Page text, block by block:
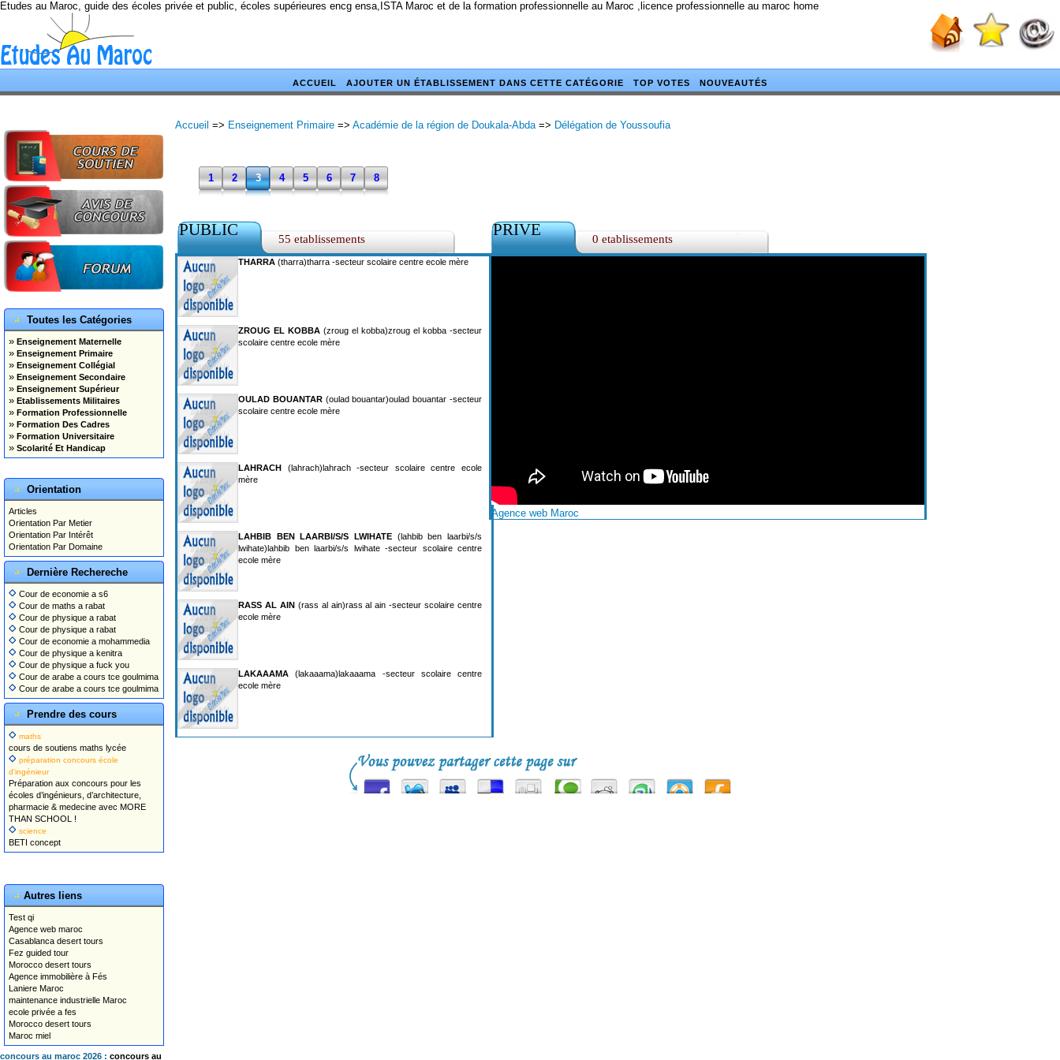
Etudes au Maroc, guide des écoles privée et public, écoles supérieures encg ensa,ISTA Maroc et de la formation professionnelle au Maroc ,licence professionnelle au maroc home
ACCUEIL AJOUTER UN ÉTABLISSEMENT DANS CETTE CATÉGORIE TOP VOTES NOUVEAUTÉS
Toutes les Catégories
» Enseignement Maternelle
» Enseignement Primaire
» Enseignement Collégial
» Enseignement Secondaire
» Enseignement Supérieur
» Etablissements Militaires
» Formation Professionnelle
» Formation Des Cadres
» Formation Universitaire
» Scolarité Et Handicap
Orientation
Articles
Orientation Par Metier
Orientation Par Intérêt
Orientation Par Domaine
Dernière Rechereche
Cour de economie a s6
Cour de maths a rabat
Cour de physique a rabat
Cour de physique a rabat
Cour de economie a mohammedia
Cour de physique a kenitra
Cour de physique a fuck you
Cour de arabe a cours tce goulmima
Cour de arabe a cours tce goulmima
Prendre des cours
maths
cours de soutiens maths lycée
préparation concours école
d'ingénieur
Préparation aux concours pour les
écoles d’ingénieurs, d’architecture,
pharmacie & medecine avec MORE
THAN SCHOOL !
science
BETI concept
Autres liens
Test qi
Agence web maroc
Casablanca desert tours
Fez guided tour
Morocco desert tours
Agence immobilière à Fés
Laniere Maroc
maintenance industrielle Maroc
ecole privée a fes
Morocco desert tours
Maroc miel
concours au maroc 2026 : concours au
Accueil => Enseignement Primaire => Académie de la région de Doukala-Abda=> Délégation de Youssoufia
1 2 3 4 5 6 7 8
PUBLIC 55 etablissements
THARRA (tharra)tharra -secteur scolaire centre ecole mère
ZROUG EL KOBBA (zroug el kobba)zroug el kobba -secteur
scolaire centre ecole mère
OULAD BOUANTAR(oulad bouantar)oulad bouantar -secteur
scolaire centre ecole mère
LAHRACH (lahrach)lahrach -secteur scolaire centre ecole
mère
LAHBIB BEN LAARBI/S/S LWIHATE (lahbib ben laarbi/s/s
lwihate)lahbib ben laarbi/s/s lwihate -secteur scolaire centre
ecole mère
RASS AL AIN(rass al ain)rass al ain -secteur scolaire centre
ecole mère
LAKAAAMA (lakaaama)lakaaama -secteur scolaire centre
ecole mère
PRIVE 0 etablissements
Agence web Maroc